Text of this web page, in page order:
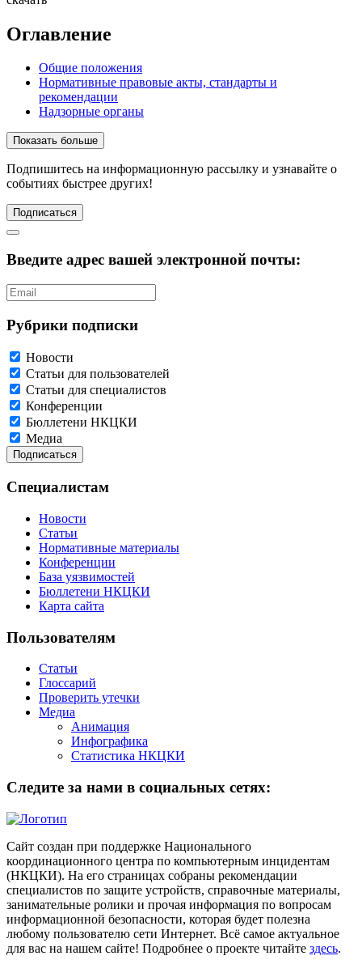
Оглавление
Общие положения
Нормативные правовые акты, стандарты и
рекомендации
Надзорные органы
Показать больше
Подпишитесь на информационную рассылку и узнавайте о
событиях быстрее других!
Подписаться
Введите адрес вашей электронной почты:
Рубрики подписки
Новости
Статьи для пользователей
Статьи для специалистов
Конференции
Бюллетени НКЦКИ
Медиа
Специалистам
Новости
Статьи
Нормативные материалы
Конференции
База уязвимостей
Бюллетени НКЦКИ
Карта сайта
Пользователям
Статьи
Глоссарий
Проверить утечки
Медиа
Анимация
Инфографика
Статистика НКЦКИ
Следите за нами в социальных сетях:
Сайт создан при поддержке Национального
координационного центра по компьютерным инцидентам
(НКЦКИ). На его страницах собраны рекомендации
специалистов по защите устройств, справочные материалы,
занимательные ролики и прочая информация по вопросам
информационной безопасности, которая будет полезна
любому пользователю сети Интернет. Всё самое актуальное
для вас на нашем сайте! Подробнее о проекте читайте здесь.